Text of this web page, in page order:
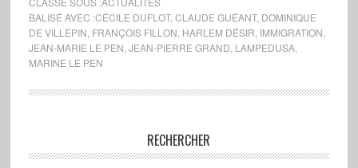
BALISÉ AVEC :CÉCILE DUFLOT, CLAUDE GUÉANT, DOMINIQUE
DE VILLEPIN FRANÇOIS FILLON HARLEM DÉSIR IMMIGRATION
JEAN-MARIE LE PEN JEAN-PIERRE GRAND LAMPEDUSA,
MARINE LE PEN
RECHERCHER